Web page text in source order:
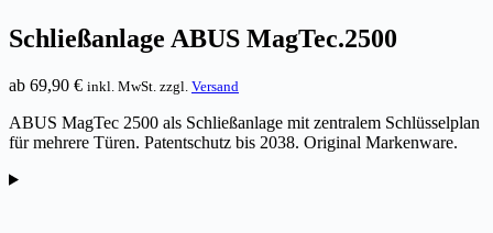
Schließanlage ABUS MagTec.2500
ab 69,90 € inkl. MwSt. zzgl. Versand
ABUS MagTec 2500 als Schließanlage mit zentralem Schlüsselplan
für mehrere Türen. Patentschutz bis 2038. Original Markenware.